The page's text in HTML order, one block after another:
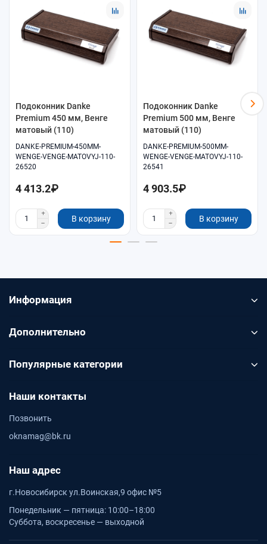
Подоконник Danke
Premium 450 мм, Венге
матовый (110)
DANKE-PREMIUM-450MM-
WENGE-VENGE-MATOVYJ-110-
26520
4 413.2₽
В корзину
Подоконник Danke
Premium 500 мм, Венге
матовый (110)
DANKE-PREMIUM-500MM-
WENGE-VENGE-MATOVYJ-110-
26541
4 903.5₽
В корзину
Информация
Дополнительно
Популярные категории
Наши контакты
Позвонить
oknamag@bk.ru
Наш адрес
г.Новосибирск ул.Воинская,9 офис №5
Понедельник — пятница: 10:00–18:00
Суббота, воскресенье — выходной